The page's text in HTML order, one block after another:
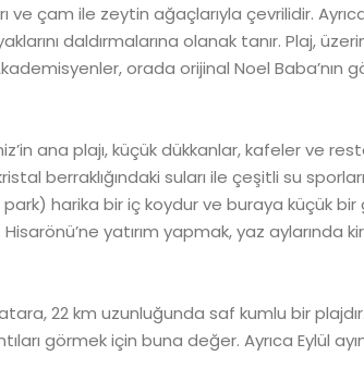
çam ile zeytin ağaçlarıyla çevrilidir.
daldırmalarına olanak tanır. Plaj,
orada orijinal Noel Baba’nın
ana plajı, küçük dükkanlar, kafeler ve
berraklığındaki suları ile çeşitli su
park) harika bir iç koydur ve buraya küçük
yatırım yapmak, yaz aylarında
22 km uzunluğunda saf kumlu bir
görmek için buna değer. Ayrıca Eylül